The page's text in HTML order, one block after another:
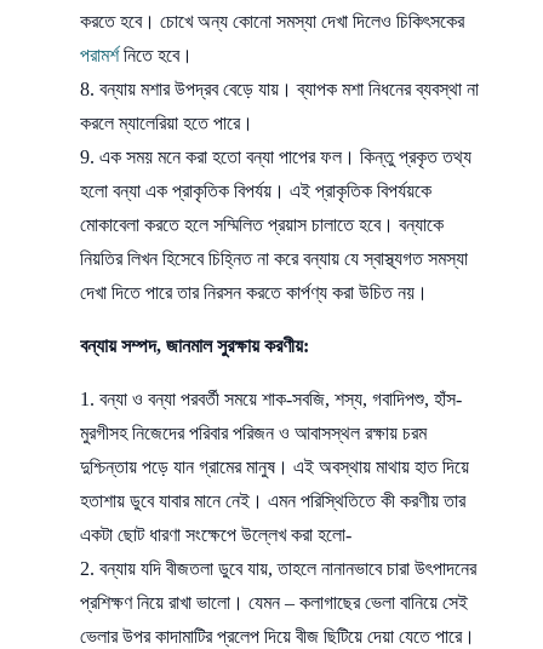
করতে হবে। চোখে অন্য কোনো সমস্যা দেখা দিলেও চিকিৎসকের
পরামর্শনিতে হবে।
বন্যায় মশার উপদ্রব বেড়ে যায়। ব্যাপক মশা নিধনের ব্যবস্থা না
করলে ম্যালেরিয়া হতে পারে।
এক সময় মনে করা হতো বন্যা পাপের ফল। কিন্তু প্রকৃত তথ্য
হলো বন্যা এক প্রাকৃতিক বিপর্যয়। এই প্রাকৃতিক বিপর্যয়কে
মোকাবেলা করতে হলে সম্মিলিত প্রয়াস চালাতে হবে। বন্যাকে
নিয়তির লিখন হিসেবে চিহ্নিত না করে বন্যায় যে স্বাস্থ্যগত সমস্যা
দেখা দিতে পারে তার নিরসন করতে কার্পণ্য করা উচিত নয়।
বন্যায় সম্পদ, জানমাল সুরক্ষায় করণীয়:
বন্যা ও বন্যা পরবর্তী সময়ে শাক-সবজি, শস্য, গবাদিপশু, হাঁস-
মুরগীসহ নিজেদের পরিবার পরিজন ও আবাসস্থল রক্ষায় চরম
দুশ্চিন্তায় পড়ে যান গ্রামের মানুষ। এই অবস্থায় মাথায় হাত দিয়ে
হতাশায় ডুবে যাবার মানে নেই। এমন পরিস্থিতিতে কী করণীয় তার
একটা ছোট ধারণা সংক্ষেপে উল্লেখ করা হলো-
বন্যায় যদি বীজতলা ডুবে যায়, তাহলে নানানভাবে চারা উৎপাদনের
প্রশিক্ষণ নিয়ে রাখা ভালো। যেমন – কলাগাছের ভেলা বানিয়ে সেই
ভেলার উপর কাদামাটির প্রলেপ দিয়ে বীজ ছিটিয়ে দেয়া যেতে পারে।